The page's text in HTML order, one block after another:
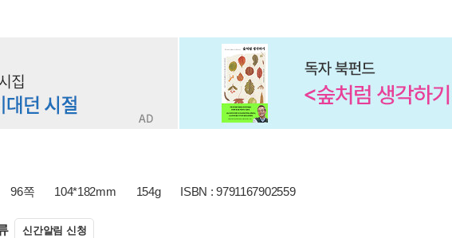
96쪽 104*182mm 154g ISBN : 9791167902559
신간알림 신청